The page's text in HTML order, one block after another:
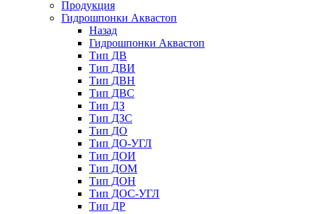
Продукция
Гидрошпонки Аквастоп
Назад
Гидрошпонки Аквастоп
Тип ДВ
Тип ДВИ
Тип ДВН
Тип ДВС
Тип ДЗ
Тип ДЗС
Тип ДО
Тип ДО-УГЛ
Тип ДОИ
Тип ДОМ
Тип ДОН
Тип ДОС-УГЛ
Тип ДР